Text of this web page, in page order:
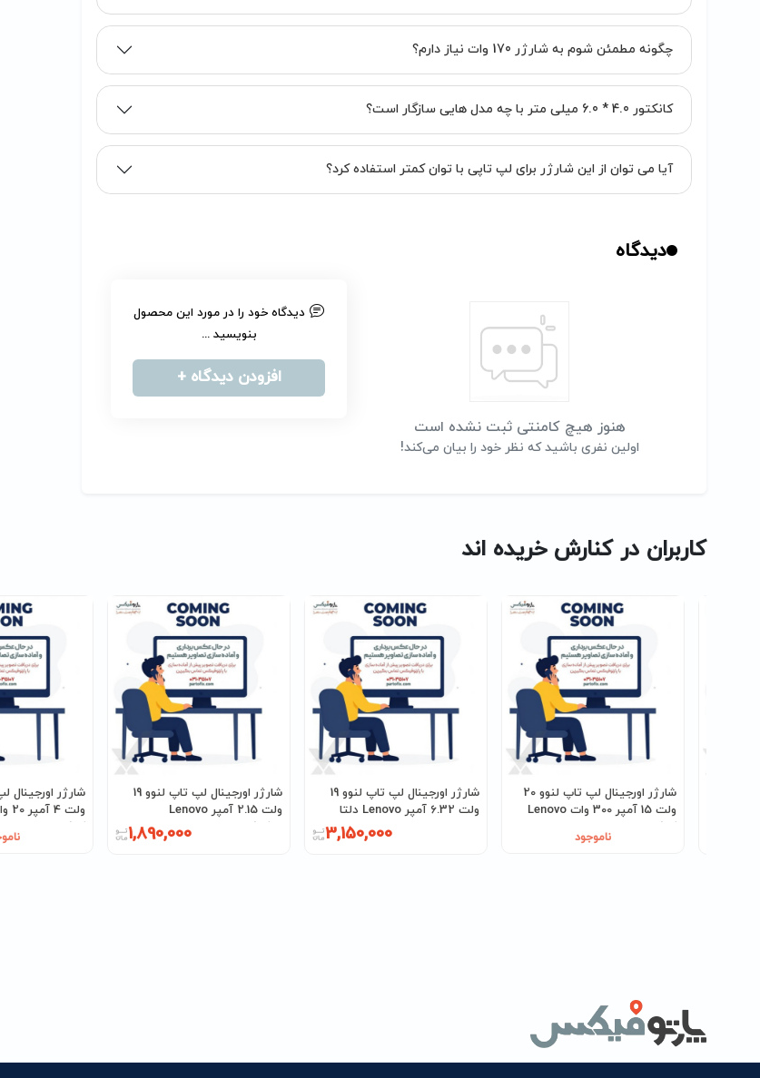
چگونه مطمئن شوم به شارژر 170 وات نیاز دارم؟
کانکتور 4.0 * 6.0 میلی متر با چه مدل هایی سازگار است؟
آیا می توان از این شارژر برای لپ تاپی با توان کمتر استفاده کرد؟
دیدگاه
هنوز هیچ کامنتی ثبت نشده است
اولین نفری باشید که نظر خود را بیان می‌کند!
دیدگاه خود را در مورد این محصول
بنویسید ...
افزودن دیدگاه +
کاربران در کنارش خریده اند
شارژر اورجینال لپ تاپ لنوو 20
ولت 15 آمپر 300 وات Lenovo
کانکتور USB
ناموجود
شارژر اورجینال لپ تاپ لنوو 19
ولت 6.32 آمپر Lenovo دلتا
3,150,000
شارژر اورجینال لپ تاپ لنوو 19
ولت 2.15 آمپر Lenovo
سرکانکتور 2.5 * 5.5
1,890,000
کانکتور 1.35 * 3.5